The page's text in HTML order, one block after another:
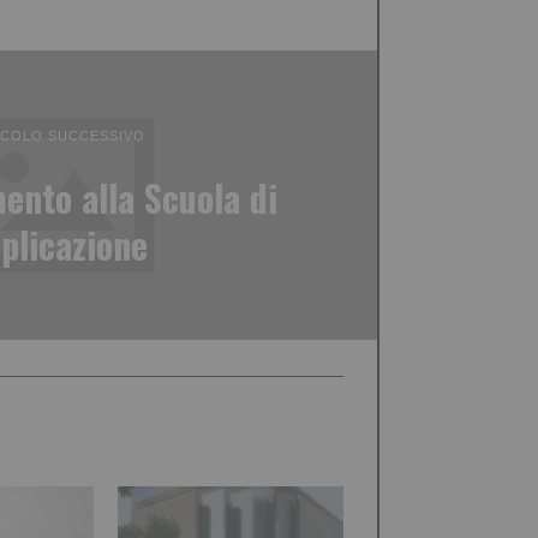
SUCCESSIVO
alla Scuola di